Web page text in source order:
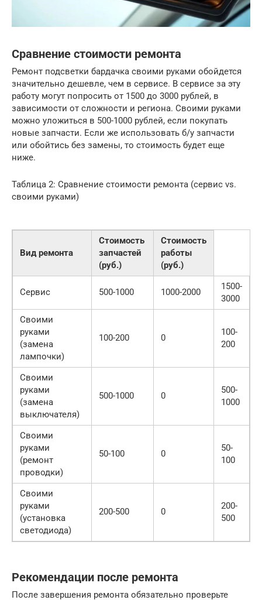
Сравнение стоимости ремонта
Ремонт подсветки бардачка своими руками обойдется
значительно дешевле, чем в сервисе. В сервисе за эту
работу могут попросить от 1500 до 3000 рублей, в
зависимости от сложности и региона. Своими руками
можно уложиться в 500-1000 рублей, если покупать
новые запчасти. Если же использовать б/у запчасти
или обойтись без замены, то стоимость будет еще
ниже.
Таблица 2: Сравнение стоимости ремонта (сервис vs.
своими руками)
Вид ремонта
Стоимость
запчастей
(руб.)
Стоимость
работы
(руб.)
Сервис 500-1000 1000-2000
1500-
3000
Своими
руками
(замена
лампочки)
100-200 0
100-
200
Своими
руками
(замена
выключателя)
500-1000 0
500-
1000
Своими
руками
(ремонт
проводки)
50-100 0
50-
100
Своими
руками
(установка
светодиода)
200-500 0
200-
500
Рекомендации после ремонта
После завершения ремонта обязательно проверьте